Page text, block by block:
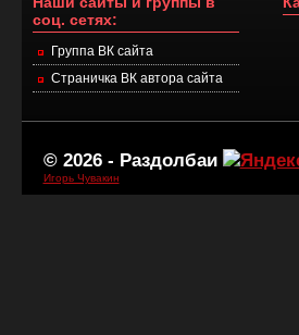
соц. сетях:
Группа ВК сайта
Страничка ВК автора сайта
© 2026 - Раздолбаи
Игорь Чувакин